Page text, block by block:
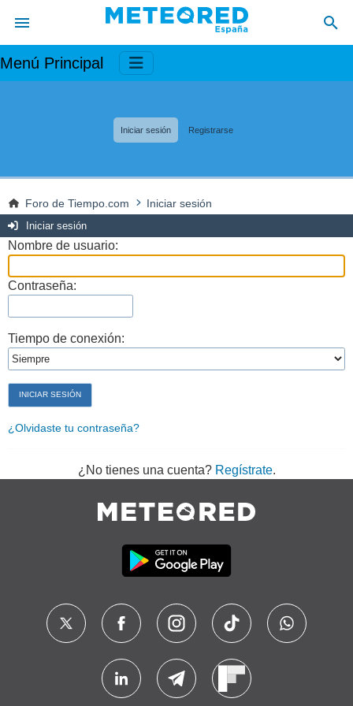
Menú Principal
Iniciar sesión Registrarse
Foro de Tiempo.com Iniciar sesión
Iniciar sesión
Nombre de usuario:
Contraseña:
Tiempo de conexión:
¿Olvidaste tu contraseña?
¿No tienes una cuenta? Regístrate.